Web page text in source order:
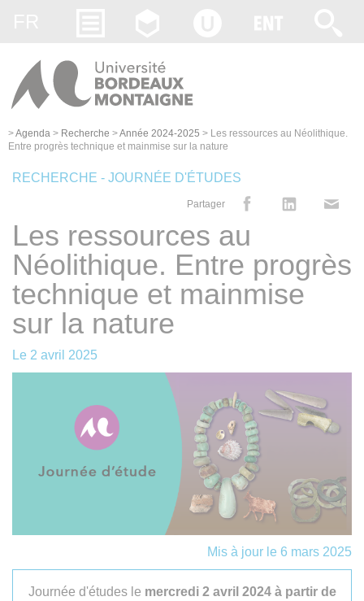
>Agenda > Recherche >Année 2024-2025 > Les ressources au Néolithique.
Entre progrès technique et mainmise sur la nature
RECHERCHE - JOURNÉE D'ÉTUDES
Partager
Les ressources au
Néolithique. Entre progrès
technique et mainmise
sur la nature
Le 2 avril 2025
Mis à jour le 6 mars 2025
Journée d'études le mercredi 2 avril 2024 à partir de